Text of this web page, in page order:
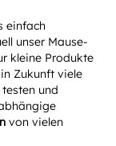
einfach
unser Mause-
kleine Produkte
Zukunft viele
und
von vielen